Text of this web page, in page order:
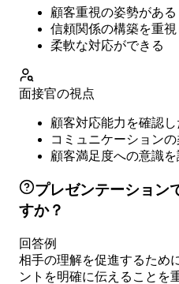
顧客重視の姿勢がある
信頼関係の構築を重視
柔軟な対応ができる
面接官の視点
顧客対応能力を確認し
コミュニケーション
顧客満足度への意識
プレゼンテーション
すか？
回答例
相手の理解を促進するため
ントを明確に伝えることを